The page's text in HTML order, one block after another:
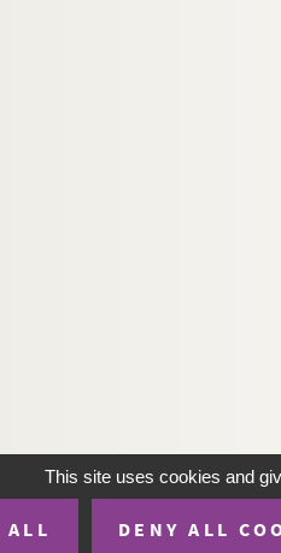
This site uses cookies and
ALL DENY ALL